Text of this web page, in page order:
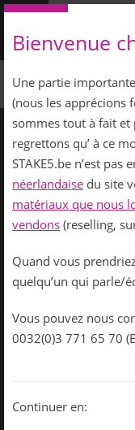
Bienvenue
Une partie
(nous les
sommes tout à fait
regrettons qu’ à ce
STAKE5.be n’est pas
néerlandaise du site
matériaux que nous
vendons(reselling,
Quand vous
quelqu’un qui parle/
Vous pouvez nous
0032(0)3 771 65 70
Continuer en:
LOUER SALE
9140 Temse
België